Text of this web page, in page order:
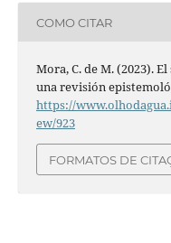
COMO CITAR
Mora, C. de M. (2023).
una revisión
https://
ew/923
FORMATOS DE